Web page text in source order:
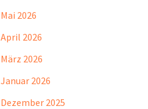
Mai 2026
April 2026
März 2026
Januar 2026
Dezember 2025